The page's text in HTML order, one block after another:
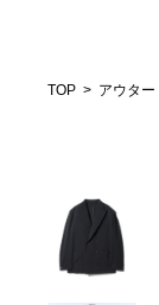
TOP アウター